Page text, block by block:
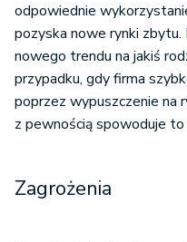
odpowiednie
pozyska nowe rynki
nowego trendu na jakiś
przypadku, gdy firma
poprzez wypuszczenie na
z pewnością spowoduje
Zagrożenia